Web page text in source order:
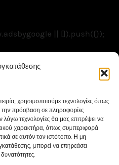
χρησιμοποιούμε τεχνολογίες όπως
πρόσβαση σε πληροφορίες
τεχνολογίες θα μας επιτρέψει να
χαρακτήρα, όπως συμπεριφορά
σε αυτόν τον ιστότοπο. Η μη
μπορεί να επηρεάσει
δυνατότητες.
|| []).push({});
- Weathercams.gr